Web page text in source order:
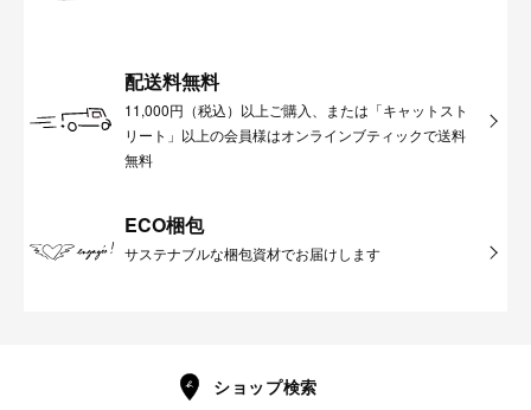
配送料無料
11,000円（税込）以上ご購入、または「キャットスト
リート」以上の会員様はオンラインブティックで送料
無料
ECO梱包
サステナブルな梱包資材でお届けします
ショップ検索